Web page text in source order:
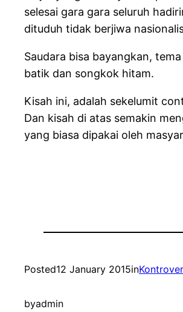
selesai gara gara seluruh
dituduh tidak berjiwa
Saudara bisa bayangkan,
batik dan songkok hitam.
Kisah ini, adalah sekelumit
Dan kisah di atas semakin
yang biasa dipakai oleh
Posted12 January 2015in
byadmin